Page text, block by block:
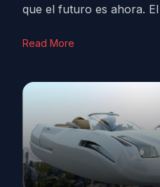
que el futuro es ahora.
Read More